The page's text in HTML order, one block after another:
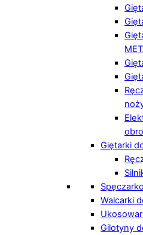
Giętarki
Walcarki
Gilotyny